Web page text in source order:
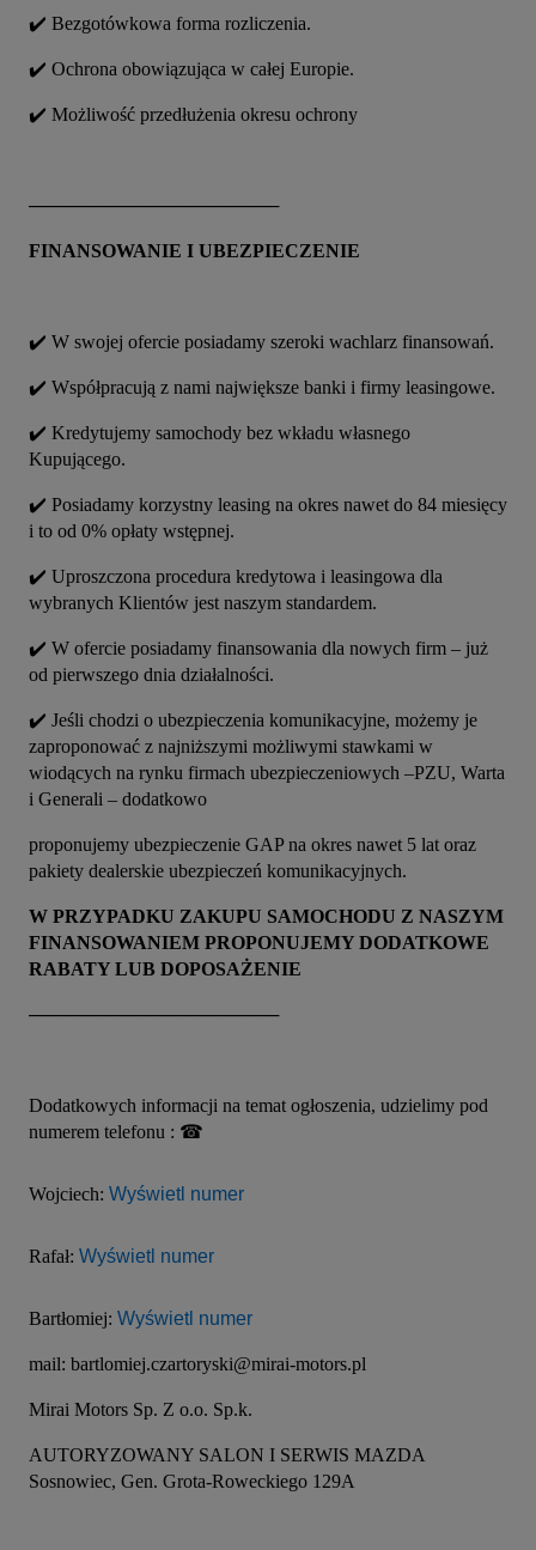
✔️ Bezgotówkowa forma rozliczenia.
✔️ Ochrona obowiązująca w całej Europie.
✔️ Możliwość przedłużenia okresu ochrony
───────────────────
FINANSOWANIE I UBEZPIECZENIE
✔️ W swojej ofercie posiadamy szeroki wachlarz finansowań.
✔️ Współpracują z nami największe banki i firmy leasingowe.
✔️ Kredytujemy samochody bez wkładu własnego
Kupującego.
✔️ Posiadamy korzystny leasing na okres nawet do 84 miesięcy
i to od 0% opłaty wstępnej.
✔️ Uproszczona procedura kredytowa i leasingowa dla
wybranych Klientów jest naszym standardem.
✔️ W ofercie posiadamy finansowania dla nowych firm – już
od pierwszego dnia działalności.
✔️ Jeśli chodzi o ubezpieczenia komunikacyjne, możemy je
zaproponować z najniższymi możliwymi stawkami w
wiodących na rynku firmach ubezpieczeniowych –PZU, Warta
i Generali – dodatkowo
proponujemy ubezpieczenie GAP na okres nawet 5 lat oraz
pakiety dealerskie ubezpieczeń komunikacyjnych.
W PRZYPADKU ZAKUPU SAMOCHODU Z NASZYM
FINANSOWANIEM PROPONUJEMY DODATKOWE
RABATY LUB DOPOSAŻENIE
───────────────────
Dodatkowych informacji na temat ogłoszenia, udzielimy pod
numerem telefonu : ☎
Wojciech: Wyświetl numer
Rafał: Wyświetl numer
Bartłomiej: Wyświetl numer
mail: bartlomiej.czartoryski@mirai-motors.pl
Mirai Motors Sp. Z o.o. Sp.k.
AUTORYZOWANY SALON I SERWIS MAZDA
Sosnowiec, Gen. Grota-Roweckiego 129A